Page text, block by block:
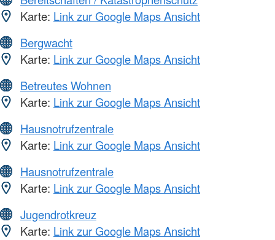
Karte: Link zur Google Maps Ansicht
Bergwacht
Karte: Link zur Google Maps Ansicht
Betreutes Wohnen
Karte: Link zur Google Maps Ansicht
Hausnotrufzentrale
Karte: Link zur Google Maps Ansicht
Hausnotrufzentrale
Karte: Link zur Google Maps Ansicht
Jugendrotkreuz
Karte: Link zur Google Maps Ansicht